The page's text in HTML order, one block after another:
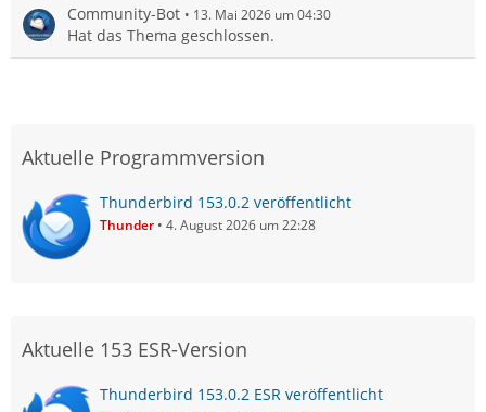
Community-Bot 13. Mai 2026 um 04:30
Hat das Thema geschlossen.
Aktuelle Programmversion
Thunderbird 153.0.2 veröffentlicht
Thunder 4. August 2026 um 22:28
Aktuelle 153 ESR-Version
Thunderbird 153.0.2 ESR veröffentlicht